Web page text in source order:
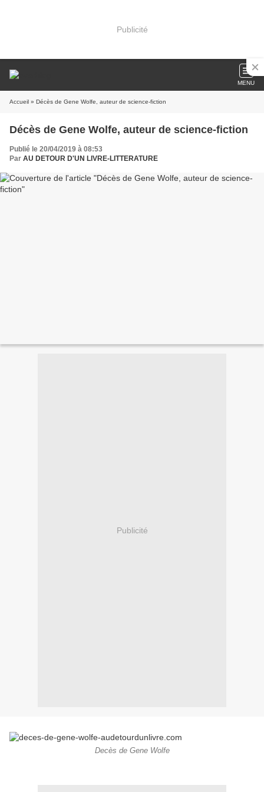
Publicité
MENU
Accueil » Décès de Gene Wolfe, auteur de science-fiction
Décès de Gene Wolfe, auteur de science-fiction
Publié le 20/04/2019 à 08:53
Par AU DETOUR D'UN LIVRE-LITTERATURE
Publicité
Decès de Gene Wolfe